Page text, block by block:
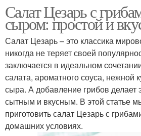
Салат Цезарь с
сыром: простой и
Салат Цезарь – это классика
никогда не теряет своей
заключается в идеальном
салата, ароматного соуса, нежной
сыра. А добавление грибов делает
сытным и вкусным. В этой статье
приготовить салат Цезарь с
домашних условиях.